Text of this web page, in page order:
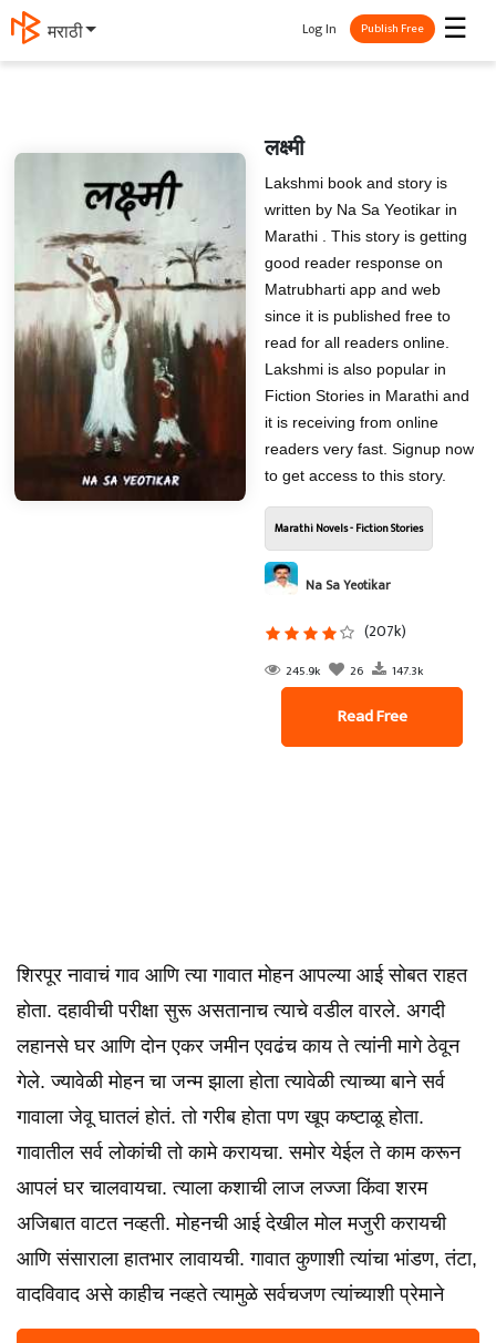
मराठी ☰
Log In Publish Free
लक्ष्मी
Lakshmi book and story is
written by Na Sa Yeotikar in
Marathi . This story is getting
good reader response on
Matrubharti app and web
since it is published free to
read for all readers online.
Lakshmi is also popular in
Fiction Stories in Marathi and
it is receiving from online
readers very fast. Signup now
to get access to this story.
Marathi Novels - Fiction Stories
Na Sa Yeotikar
(207k)
245.9k 26 147.3k
Read Free
शिरपूर नावाचं गाव आणि त्या गावात मोहन आपल्या आई सोबत राहत
होता. दहावीची परीक्षा सुरू असतानाच त्याचे वडील वारले. अगदी
लहानसे घर आणि दोन एकर जमीन एवढंच काय ते त्यांनी मागे ठेवून
गेले. ज्यावेळी मोहन चा जन्म झाला होता त्यावेळी त्याच्या बाने सर्व
गावाला जेवू घातलं होतं. तो गरीब होता पण खूप कष्टाळू होता.
गावातील सर्व लोकांची तो कामे करायचा. समोर येईल ते काम करून
आपलं घर चालवायचा. त्याला कशाची लाज लज्जा किंवा शरम
अजिबात वाटत नव्हती. मोहनची आई देखील मोल मजुरी करायची
आणि संसाराला हातभार लावायची. गावात कुणाशी त्यांचा भांडण, तंटा,
वादविवाद असे काहीच नव्हते त्यामुळे सर्वचजण त्यांच्याशी प्रेमाने